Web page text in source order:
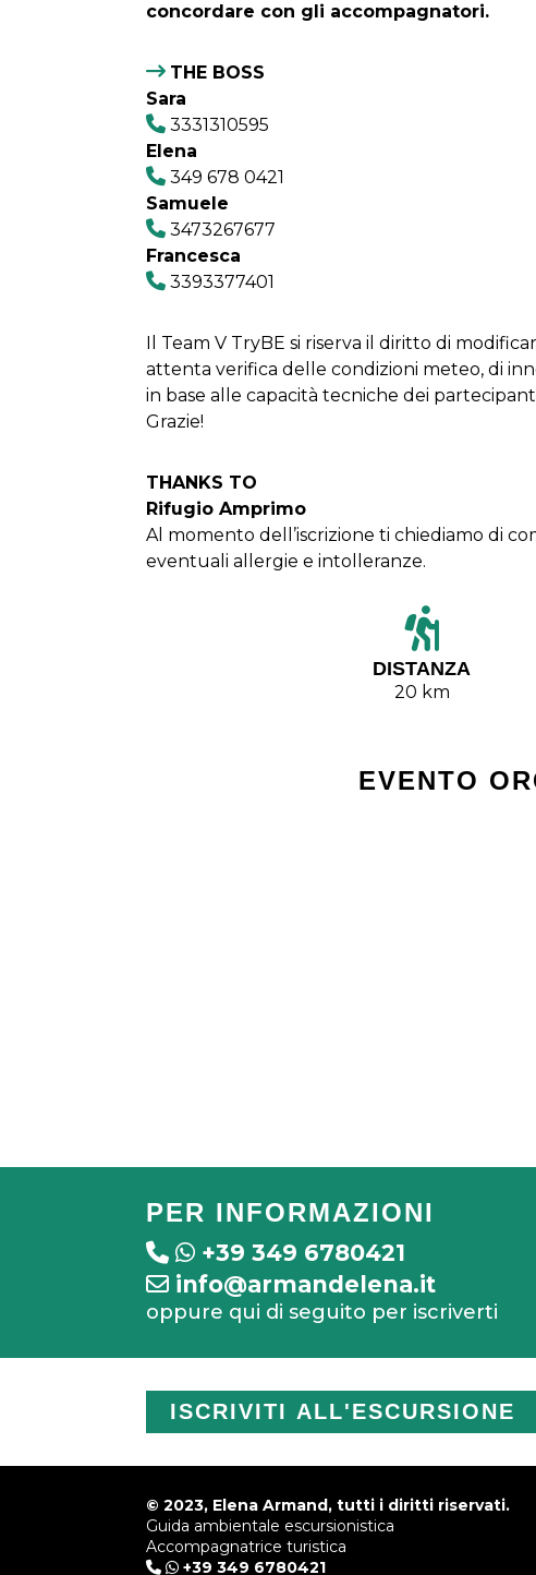
concordare con gli accompagnatori.
THE BOSS
Sara
3331310595
Elena
349 678 0421
Samuele
3473267677
Francesca
3393377401
Il Team V TryBE si riserva il diritto di
attenta verifica delle condizioni meteo, di
in base alle capacità tecniche dei
Grazie!
THANKS TO
Rifugio Amprimo
Al momento dell’iscrizione ti chiediamo di
eventuali allergie e intolleranze.
DISTANZA
20 km
EVENTO
PER INFORMAZIONI
+39 349 6780421
info@armandelena.it
oppure qui di seguito per iscriverti
ISCRIVITI ALL'ESCURSIONE
© 2023, Elena Armand, tutti i diritti riservati.
Guida ambientale escursionistica
Accompagnatrice turistica
+39 349 6780421